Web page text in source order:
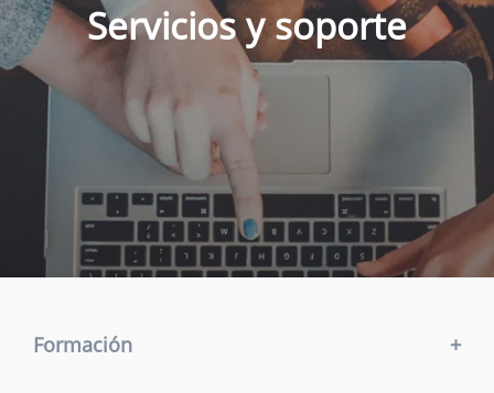
Servicios y soporte
Formación +